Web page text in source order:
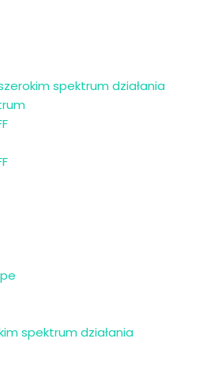
spektrum działania
spektrum działania